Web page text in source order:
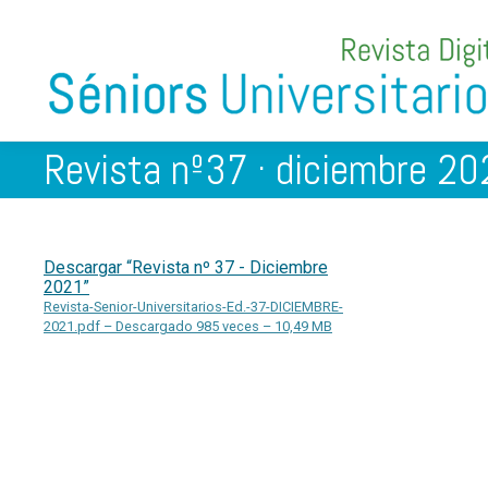
Revista nº37 · diciembre
Descargar “Revista nº 37 - Diciembre
2021”
Revista-Senior-Universitarios-Ed.-37-DICIEMBRE-
2021.pdf – Descargado 985 veces – 10,49 MB